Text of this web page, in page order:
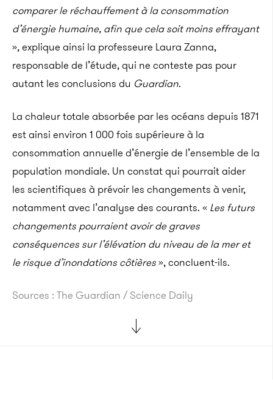
comparer le réchauffement à la consommation
d’énergie humaine, afin que cela soit moins effrayant
», explique ainsi la professeure Laura Zanna,
responsable de l’étude, qui ne conteste pas pour
autant les conclusions du Guardian.
La chaleur totale absorbée par les océans depuis 1871
est ainsi environ 1 000 fois supérieure à la
consommation annuelle d’énergie de l’ensemble de la
population mondiale. Un constat qui pourrait aider
les scientifiques à prévoir les changements à venir,
notamment avec l’analyse des courants. « Les futurs
changements pourraient avoir de graves
conséquences sur l’élévation du niveau de la mer et
le risque d’inondations côtières», concluent-ils.
Sources : The Guardian / Science Daily